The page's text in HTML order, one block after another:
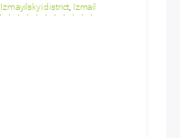
Izmayilskyi district Izmail